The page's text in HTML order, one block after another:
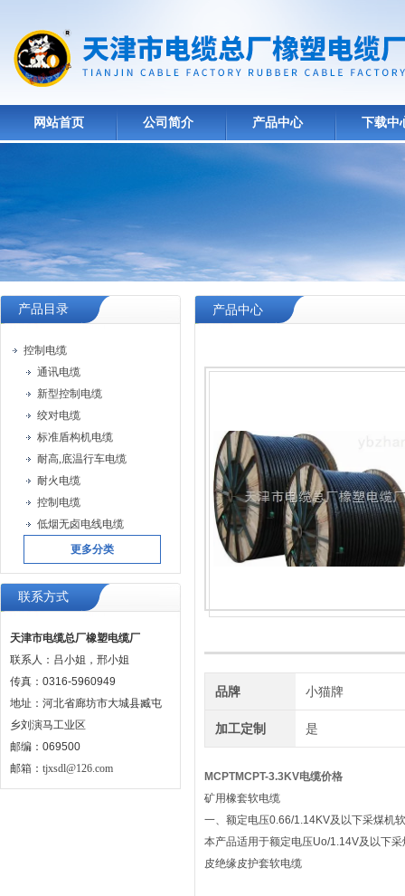
网站首页 公司简介 产品中心 下载中
产品目录
控制电缆
通讯电缆
新型控制电缆
绞对电缆
标准盾构机电缆
耐高,底温行车电缆
耐火电缆
控制电缆
低烟无卤电线电缆
更多分类
联系方式
天津市电缆总厂橡塑电缆厂
联系人：吕小姐，邢小姐
传真：0316-5960949
地址：河北省廊坊市大城县臧屯
乡刘演马工业区
邮编：069500
邮箱： tjxsdl@126.com
产品中心
品牌 小猫牌
加工定制 是
MCPTMCPT-3.3KV电缆价格
矿用橡套软电缆
一、额定电压0.66/1.14KV及以下采煤机
本产品适用于额定电压Uo/1.14V及以下
皮绝缘皮护套软电缆